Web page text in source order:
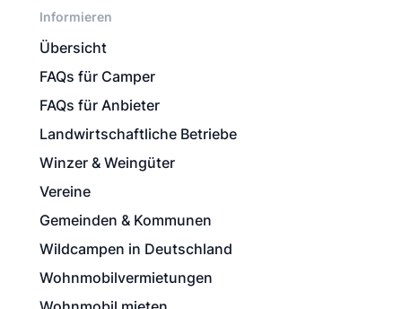
Informieren
Übersicht
FAQs für Camper
FAQs für Anbieter
Landwirtschaftliche Betriebe
Winzer & Weingüter
Vereine
Gemeinden & Kommunen
Wildcampen in Deutschland
Wohnmobilvermietungen